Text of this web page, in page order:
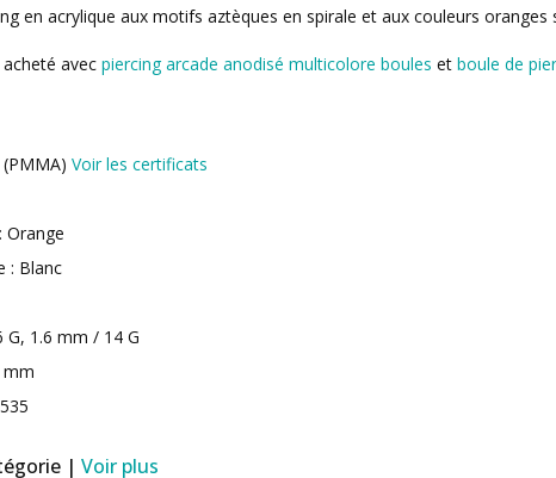
en acrylique aux motifs aztèques en spirale et aux couleurs oranges
avec piercing arcade anodisé multicolore boules et boule de
Voir les certificats
Orange
: Blanc
G, 1.6 mm / 14 G
mm
| Voir plus